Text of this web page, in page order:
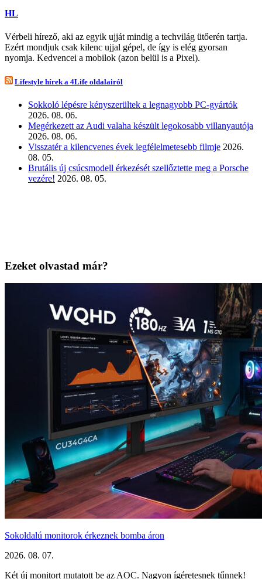
HL
Vérbeli hírező, aki az egyik ujját mindig a techvilág ütőerén tartja.
Ezért mondjuk csak kilenc ujjal gépel, de így is elég gyorsan
nyomja. Kedvencei a mobilok (azon belül is a Pixel).
Lifestyle hírek a 4Life oldalairól
Sokkoló lépésre kényszerültek a legnagyobb PC-gyártók
2026. 08. 06.
Megérkezett az Audi valaha készült legokosabb villanyautója
2026. 08. 06.
Visszatér a kilencvenes évek legfélelmetesebb filmje 2026.
08. 05.
Brutális új csúcsmodell érkezését szellőztette meg a Porsche
vezére! 2026. 08. 05.
Ezeket olvastad már?
Sokoldalú monitorok érkeznek bomba áron
2026. 08. 07.
Két új monitort mutatott be az AOC. Nagyon ígéretesnek tűnnek!